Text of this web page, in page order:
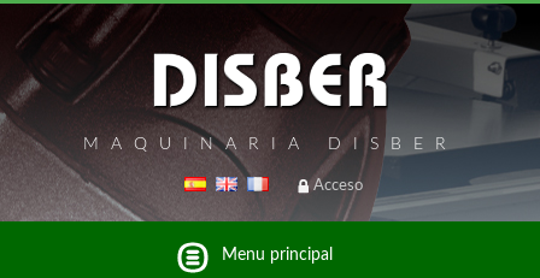
MAQUINARIA DISBER
Acceso
Menu principal